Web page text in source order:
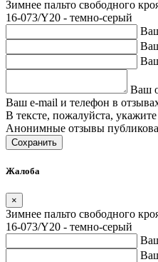
Зимнее пальто свободного
16-073/Y20 - темно-серый
Ваш
Ваш e-mail и телефон в
В тексте, пожалуйста,
Анонимные отзывы
Сохранить
Жалоба
×
Зимнее пальто свободного
16-073/Y20 - темно-серый